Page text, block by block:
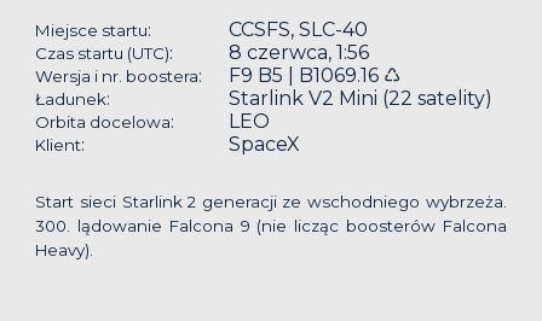
Miejsce startu: CCSFS, SLC-40
Czas startu (UTC): 8 czerwca, 1:56
Wersja i nr. boostera: F9 B5 | B1069.16 ♺
Ładunek: Starlink V2 Mini (22 satelity)
Orbita docelowa: LEO
Klient: SpaceX
Start sieci Starlink 2 generacji ze wschodniego wybrzeża.
300. lądowanie Falcona 9 (nie licząc boosterów Falcona
Heavy).